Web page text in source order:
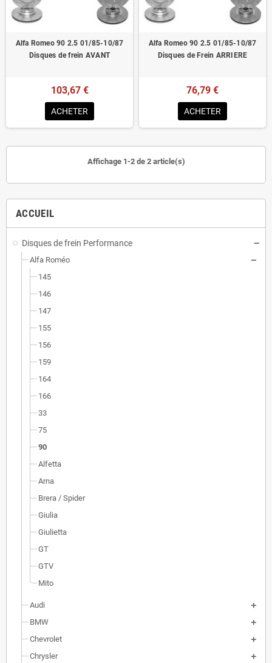
ACCUEIL
Disques de frein Performance
Alfa Roméo
145
146
147
155
156
159
164
166
33
75
90
Alfetta
Arna
Brera / Spider
Giulia
Giulietta
GT
GTV
Mito
Audi
BMW
Chevrolet
Chrysler
Alfa Romeo 90 2.5 01/85-10/87
Disques de frein AVANT
103,67 €
ACHETER
Alfa Romeo 90 2.5 01/85-10/87
Disques de Frein ARRIERE
76,79 €
ACHETER
Affichage 1-2 de 2 article(s)